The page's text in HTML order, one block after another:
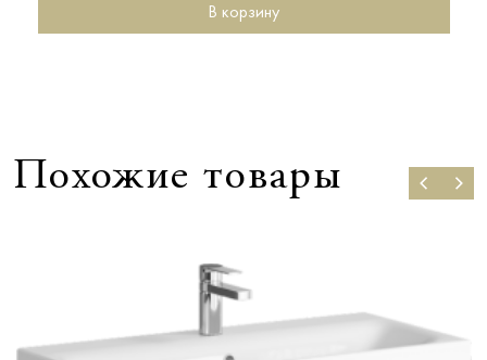
В корзину
Похожие товары